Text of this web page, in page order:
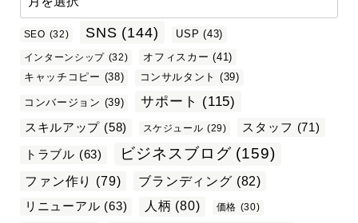
SEO (32) SNS (144) USP (43)
インターンシップ (32) オフィスカー (41)
キャッチコピー (38) コンサルタント (39)
コンバージョン (39) サポート (115)
スキルアップ (58) スケジュール (29) スタッフ (71)
トラブル (63) ビジネスブログ (159)
ファン作り (79) ブランディング (82)
リニューアル (63) 人柄 (80) 価格 (30)